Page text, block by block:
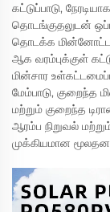
கட்டுப்பாடு,
தொடங்குதலுடன்
தொடக்க
ஆக வரம்புக்குள்
மின்சார
மேம்பாடு, குறைந்த
மற்றும் குறைந்த
ஆரம்ப நிறுவல்
முக்கியமான